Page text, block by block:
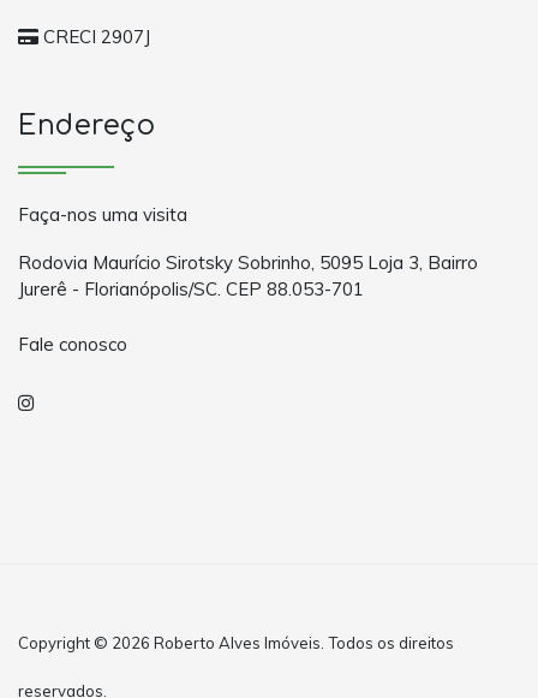
CRECI 2907J
Endereço
Faça-nos uma visita
Rodovia Maurício Sirotsky Sobrinho, 5095 Loja 3, Bairro
Jurerê - Florianópolis/SC. CEP 88.053-701
Fale conosco
Copyright © 2026 Roberto Alves Imóveis. Todos os direitos
reservados.